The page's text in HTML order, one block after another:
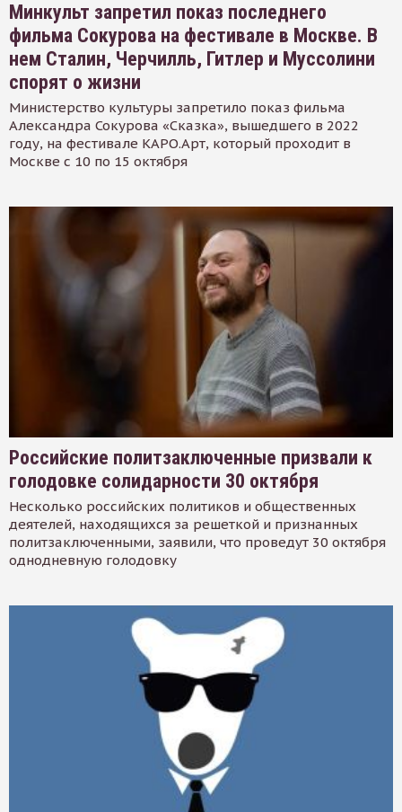
Минкульт запретил показ последнего
фильма Сокурова на фестивале в Москве. В
нем Сталин, Черчилль, Гитлер и Муссолини
спорят о жизни
Министерство культуры запретило показ фильма
Александра Сокурова «Сказка», вышедшего в 2022
году, на фестивале КАРО.Арт, который проходит в
Москве с 10 по 15 октября
Российские политзаключенные призвали к
голодовке солидарности 30 октября
Несколько российских политиков и общественных
деятелей, находящихся за решеткой и признанных
политзаключенными, заявили, что проведут 30 октября
однодневную голодовку